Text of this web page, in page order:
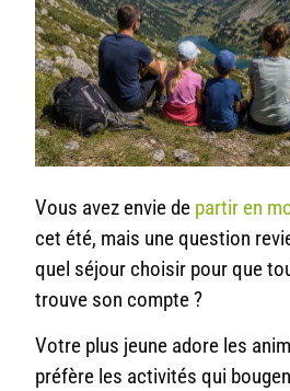
Vous avez envie de partir en
cet été, mais une question
quel séjour choisir pour que
trouve son compte ?
Votre plus jeune adore les
préfère les activités qui